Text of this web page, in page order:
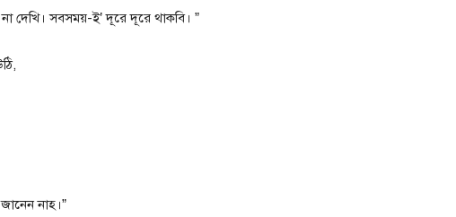
দেখি। সবসময়-ই’ দূরে দূরে থাকবি। ”
নাহ।”